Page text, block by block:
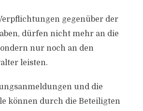
gegenüber der
dürfen nicht mehr an die
nur noch an den
leisten.
und die
können durch die Beteiligten